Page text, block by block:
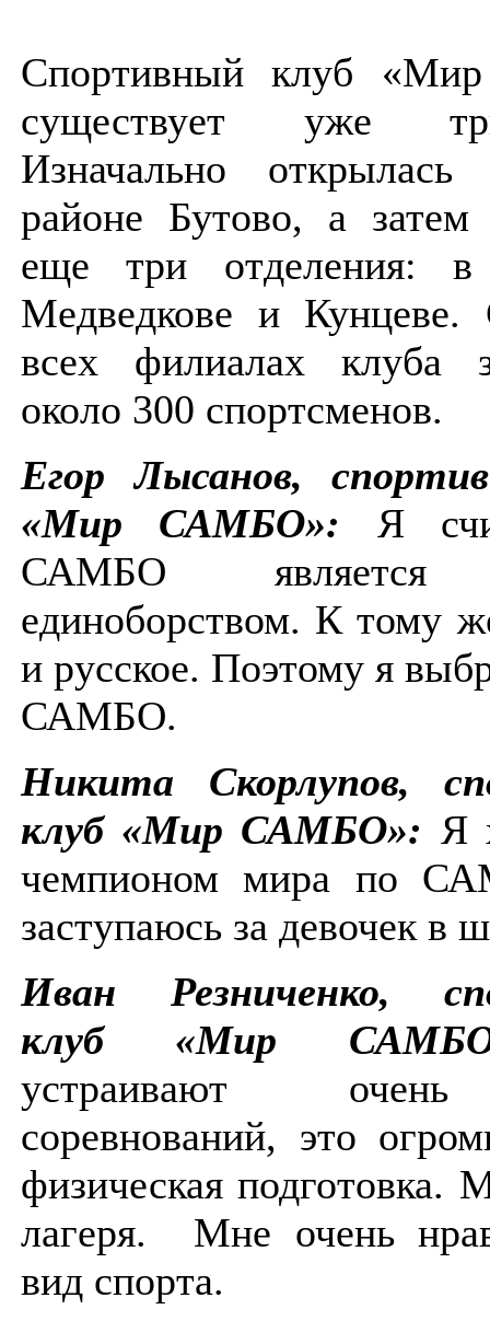
Спортивный клуб
существует уже
Изначально
районе Бутово, а затем
еще три отделения: в
Медведкове и Кунцеве.
всех филиалах клуба
около 300 спортсменов.
Егор Лысанов,
«Мир САМБО»: Я
САМБО является
единоборством. К тому
и русское. Поэтому я
САМБО.
Никита Скорлупов,
клуб «Мир САМБО»: Я
чемпионом мира по
заступаюсь за девочек в
Иван Резниченко,
клуб «Мир
устраивают
соревнований, это
физическая подготовка.
лагеря. Мне очень
вид спорта.